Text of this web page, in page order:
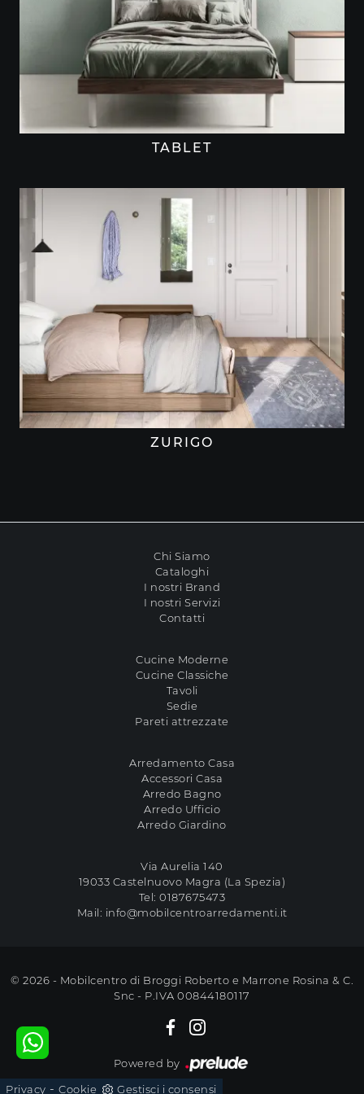
TABLET
ZURIGO
Chi Siamo
Cataloghi
I nostri Brand
I nostri Servizi
Contatti
Cucine Moderne
Cucine Classiche
Tavoli
Sedie
Pareti attrezzate
Arredamento Casa
Accessori Casa
Arredo Bagno
Arredo Ufficio
Arredo Giardino
Via Aurelia 140
19033 Castelnuovo Magra (La Spezia)
Tel:0187675473
Mail: info@mobilcentroarredamenti.it
© 2026 - Mobilcentro di Broggi Roberto e Marrone Rosina & C.
Snc - P.IVA 00844180117
Powered by
Privacy - Cookie Gestisci i consensi